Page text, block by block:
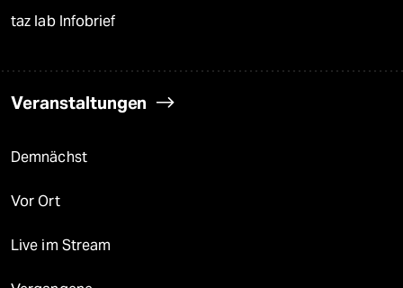
taz lab Infobrief
Veranstaltungen
Demnächst
Vor Ort
Live im Stream